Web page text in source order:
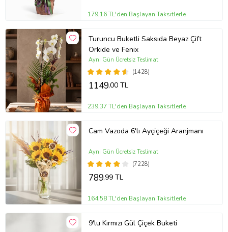
179,16 TL'den Başlayan Taksitlerle
Turuncu Buketli Saksıda Beyaz Çift
Orkide ve Fenix
(1428)
Aynı Gün Ücretsiz Teslimat
1149,00 TL
239,37 TL'den Başlayan Taksitlerle
Cam Vazoda 6'lı Ayçiçeği Aranjmanı
(7228)
Aynı Gün Ücretsiz Teslimat
789,99 TL
164,58 TL'den Başlayan Taksitlerle
9'lu Kırmızı Gül Çiçek Buketi